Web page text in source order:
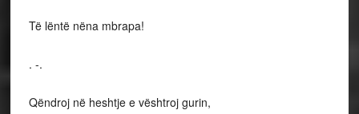
Të lëntë nëna mbrapa!
. -.
Qëndroj në heshtje e vështroj gurin,